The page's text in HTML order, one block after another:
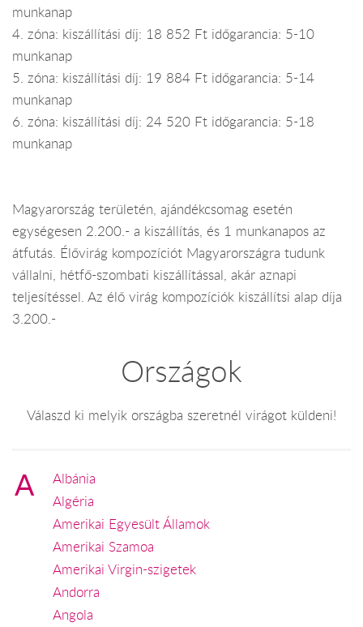
munkanap
4. zóna: kiszállítási díj: 18 852 Ft időgarancia: 5-10
munkanap
5. zóna: kiszállítási díj: 19 884 Ft időgarancia: 5-14
munkanap
6. zóna: kiszállítási díj: 24 520 Ft időgarancia: 5-18
munkanap
Magyarország területén, ajándékcsomag esetén
egységesen 2.200.- a kiszállítás, és 1 munkanapos az
átfutás. Élővirág kompozíciót Magyarországra tudunk
vállalni, hétfő-szombati kiszállítással, akár aznapi
teljesítéssel. Az élő virág kompozíciók kiszállítsi alap díja
3.200.-
Országok
Válaszd ki melyik országba szeretnél virágot küldeni!
A
Albánia
Algéria
Amerikai Egyesült Államok
Amerikai Szamoa
Amerikai Virgin-szigetek
Andorra
Angola